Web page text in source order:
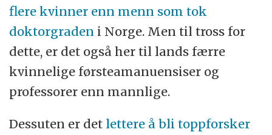
flere kvinner enn menn som tok
doktorgraden i Norge. Men til tross for
dette, er det også her til lands færre
kvinnelige førsteamanuensiser og
professorer enn mannlige.
Dessuten er det lettere å bli toppforsker